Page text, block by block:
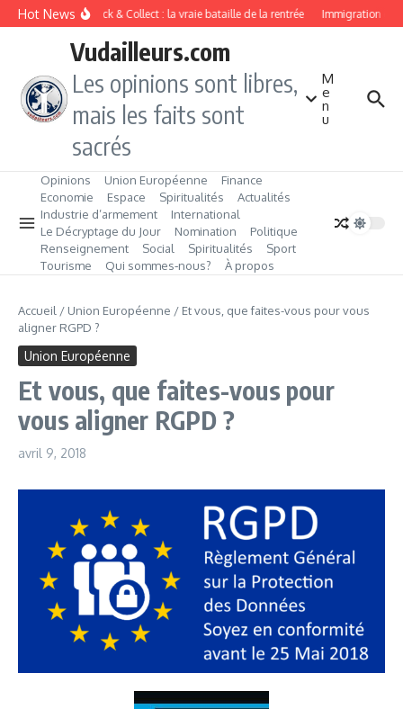
Aller au contenu
Hot News
Drive ou Click & Collect : la vraie bataille de la rentrée Immigration de
Vudailleurs.com
Les opinions sont libres,
mais les faits sont
sacrés
M
e
n
u
Opinions Union Européenne
Finance
Economie
Espace Spiritualités
Actualités
Industrie d’armement
International
Le Décryptage du Jour
Nomination
Politique
Renseignement
Social Spiritualités
Sport
Tourisme
Qui sommes‑nous? À propos
Accueil / Union Européenne / Et vous, que faites-vous pour vous
aligner RGPD ?
Union Européenne
Et vous, que faites-vous pour
vous aligner RGPD ?
avril 9, 2018